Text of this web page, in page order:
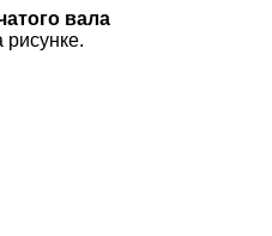
вала
рисунке.